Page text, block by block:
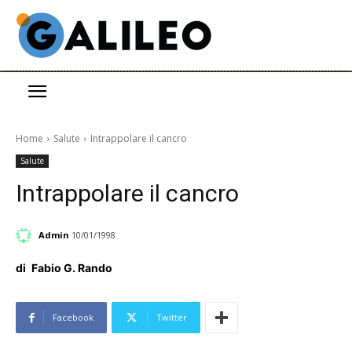
Home Salute Intrappolare il cancro
Salute
Intrappolare il cancro
Admin 10/01/1998
di Fabio G. Rando
Facebook Twitter